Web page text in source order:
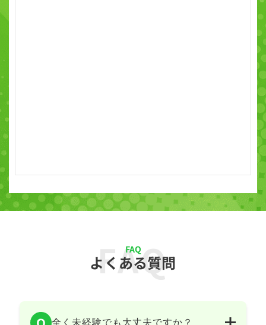
FAQ
よくある質問
FAQ
全く未経験でも大丈夫ですか？